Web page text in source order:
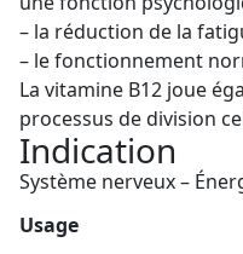
– la réduction de la
– le fonctionnement
La vitamine B12 joue
processus de division
Indication
Système nerveux –
Usage